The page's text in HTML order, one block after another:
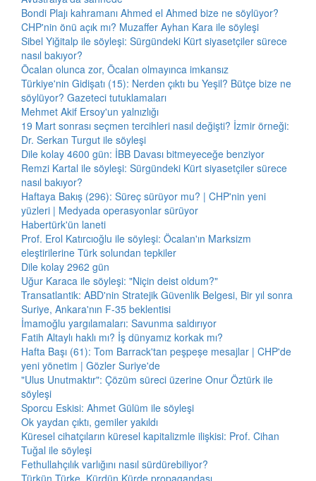
Bondi Plajı kahramanı Ahmed el Ahmed bize ne söylüyor?
CHP'nin önü açık mı? Muzaffer Ayhan Kara ile söyleşi
Sibel Yiğitalp ile söyleşi: Sürgündeki Kürt siyasetçiler sürece
nasıl bakıyor?
Öcalan olunca zor, Öcalan olmayınca imkansız
Türkiye'nin Gidişatı (15): Nerden çıktı bu Yeşil? Bütçe bize ne
söylüyor? Gazeteci tutuklamaları
Mehmet Akif Ersoy'un yalnızlığı
19 Mart sonrası seçmen tercihleri nasıl değişti? İzmir örneği:
Dr. Serkan Turgut ile söyleşi
Dile kolay 4600 gün: İBB Davası bitmeyeceğe benziyor
Remzi Kartal ile söyleşi: Sürgündeki Kürt siyasetçiler sürece
nasıl bakıyor?
Haftaya Bakış (296): Süreç sürüyor mu? | CHP'nin yeni
yüzleri | Medyada operasyonlar sürüyor
Habertürk'ün laneti
Prof. Erol Katırcıoğlu ile söyleşi: Öcalan'ın Marksizm
eleştirilerine Türk solundan tepkiler
Dile kolay 2962 gün
Uğur Karaca ile söyleşi: "Niçin deist oldum?"
Transatlantik: ABD'nin Stratejik Güvenlik Belgesi, Bir yıl sonra
Suriye, Ankara'nın F-35 beklentisi
İmamoğlu yargılamaları: Savunma saldırıyor
Fatih Altaylı haklı mı? İş dünyamız korkak mı?
Hafta Başı (61): Tom Barrack'tan peşpeşe mesajlar | CHP'de
yeni yönetim | Gözler Suriye'de
"Ulus Unutmaktır": Çözüm süreci üzerine Onur Öztürk ile
söyleşi
Sporcu Eskisi: Ahmet Gülüm ile söyleşi
Ok yaydan çıktı, gemiler yakıldı
Küresel cihatçıların küresel kapitalizmle ilişkisi: Prof. Cihan
Tuğal ile söyleşi
Fethullahçılık varlığını nasıl sürdürebiliyor?
Türkün Türke, Kürdün Kürde propagandası